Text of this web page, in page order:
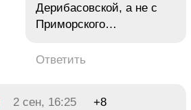
Дерибасовской, а не с
Приморского…
Ответить
2 сен, 16:25
+8